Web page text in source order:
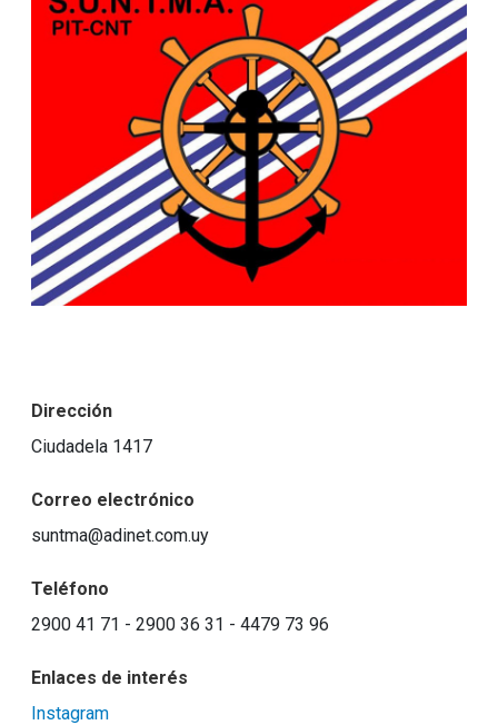
Dirección
Ciudadela 1417
Correo electrónico
suntma@adinet.com.uy
Teléfono
2900 41 71 - 2900 36 31 - 4479 73 96
Enlaces de interés
Instagram